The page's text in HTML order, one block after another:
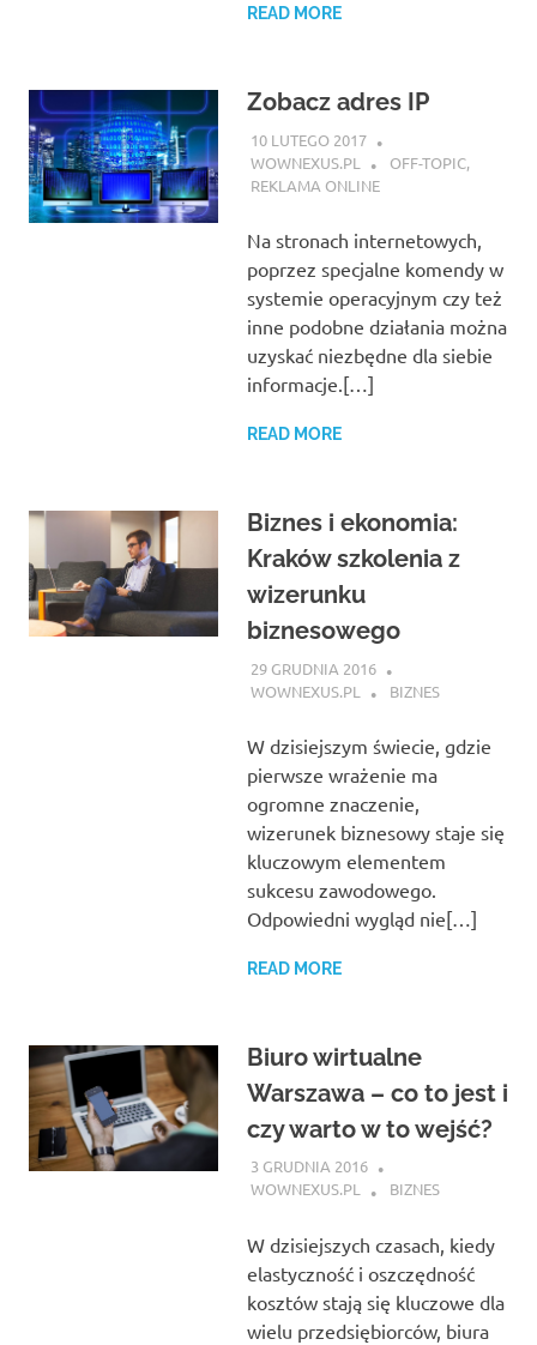
READ MORE
Zobacz adres IP
10 LUTEGO 2017
WOWNEXUS.PL
OFF-TOPIC,
REKLAMA ONLINE
Na stronach internetowych,
poprzez specjalne komendy w
systemie operacyjnym czy też
inne podobne działania można
uzyskać niezbędne dla siebie
informacje.[…]
READ MORE
Biznes i ekonomia:
Kraków szkolenia z
wizerunku
biznesowego
29 GRUDNIA 2016
WOWNEXUS.PL
BIZNES
W dzisiejszym świecie, gdzie
pierwsze wrażenie ma
ogromne znaczenie,
wizerunek biznesowy staje się
kluczowym elementem
sukcesu zawodowego.
Odpowiedni wygląd nie[…]
READ MORE
Biuro wirtualne
Warszawa – co to jest i
czy warto w to wejść?
3 GRUDNIA 2016
WOWNEXUS.PL
BIZNES
W dzisiejszych czasach, kiedy
elastyczność i oszczędność
kosztów stają się kluczowe dla
wielu przedsiębiorców, biura